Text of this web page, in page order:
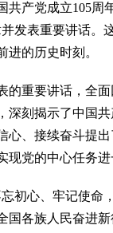
产党成立105周
发表重要讲话。
进的历史时刻。
重要讲话，全面
深刻揭示了中国
心、接续奋斗提
现党的中心任务
心、牢记使命，
国各族人民奋进